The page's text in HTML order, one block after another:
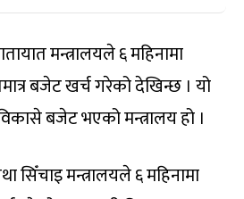
मन्त्रालयले ६ महिनामा
बजेट खर्च गरेको देखिन्छ । यो
बजेट भएको मन्त्रालय हो ।
सिँचाइ मन्त्रालयले ६ महिनामा